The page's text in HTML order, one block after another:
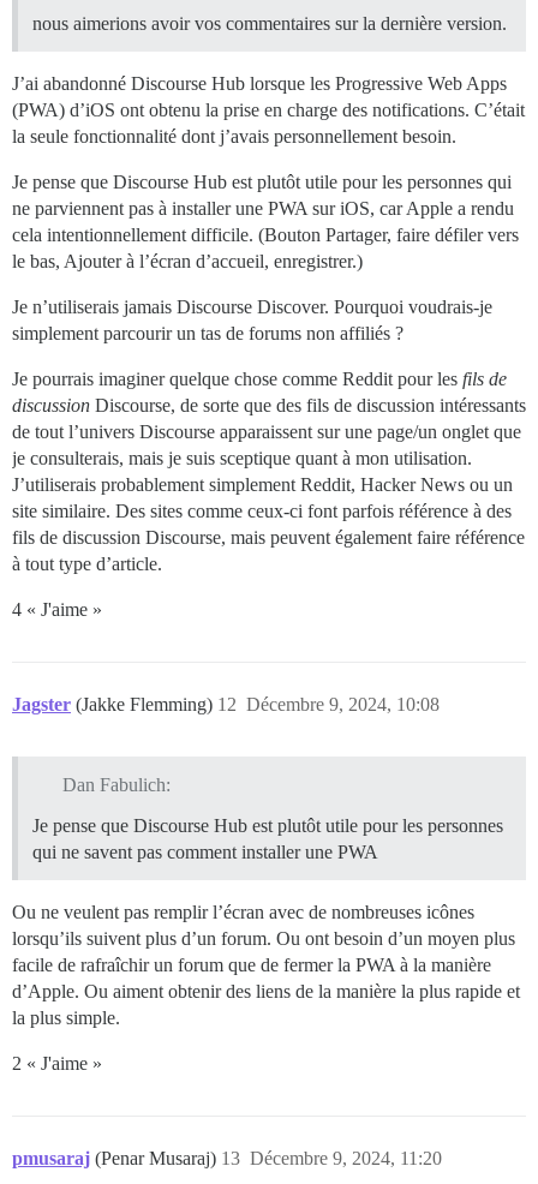
nous aimerions avoir vos commentaires sur la dernière version.
J’ai abandonné Discourse Hub lorsque les Progressive Web Apps
(PWA) d’iOS ont obtenu la prise en charge des notifications. C’était
la seule fonctionnalité dont j’avais personnellement besoin.
Je pense que Discourse Hub est plutôt utile pour les personnes qui
ne parviennent pas à installer une PWA sur iOS, car Apple a rendu
cela intentionnellement difficile. (Bouton Partager, faire défiler vers
le bas, Ajouter à l’écran d’accueil, enregistrer.)
Je n’utiliserais jamais Discourse Discover. Pourquoi voudrais-je
simplement parcourir un tas de forums non affiliés ?
Je pourrais imaginer quelque chose comme Reddit pour les fils de
discussion Discourse, de sorte que des fils de discussion intéressants
de tout l’univers Discourse apparaissent sur une page/un onglet que
je consulterais, mais je suis sceptique quant à mon utilisation.
J’utiliserais probablement simplement Reddit, Hacker News ou un
site similaire. Des sites comme ceux-ci font parfois référence à des
fils de discussion Discourse, mais peuvent également faire référence
à tout type d’article.
4 « J'aime »
Jagster (Jakke Flemming) Décembre 9, 2024, 10:08
12
Dan Fabulich:
Je pense que Discourse Hub est plutôt utile pour les personnes
qui ne savent pas comment installer une PWA
Ou ne veulent pas remplir l’écran avec de nombreuses icônes
lorsqu’ils suivent plus d’un forum. Ou ont besoin d’un moyen plus
facile de rafraîchir un forum que de fermer la PWA à la manière
d’Apple. Ou aiment obtenir des liens de la manière la plus rapide et
la plus simple.
2 « J'aime »
pmusaraj (Penar Musaraj) Décembre 9, 2024, 11:20
13